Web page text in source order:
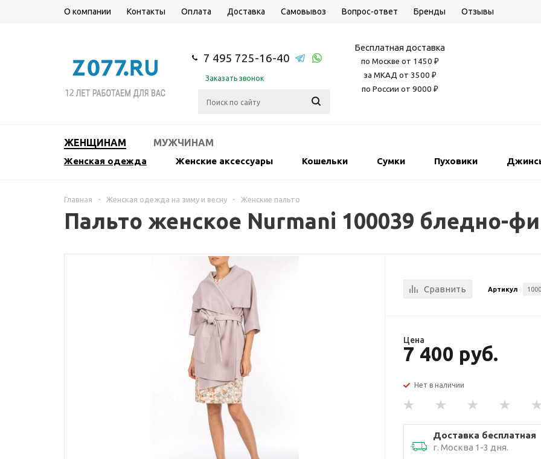
О компании Контакты Оплата Доставка Самовывоз Вопрос-ответ Бренды Отзывы
7 495 725-16-40
Заказать звонок
Бесплатная доставка
по Москве от 1450 ₽
за МКАД от 3500 ₽
по России от 9000 ₽
ЖЕНЩИНАМ МУЖЧИНАМ
Женская одежда Женские аксессуары Кошельки Сумки Пуховики
Главная - Женская одежда на зиму и весну - Женские пальто
Пальто женское Nurmani 100039 бледно-
Сравнить Артикул
Цена
7 400 руб.
Нет в наличии
Доставка бесплатная
г. Москва 1-3 дня.